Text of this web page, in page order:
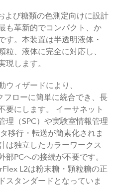
よび糖類の色測定向けに設計
も革新的でコンパクト、か
す。本装置は半透明液体・
、液体に完全に対応し、
します。
ィザードにより、
ローに簡単に統合でき、長
要にします。 イーサネット
理（SPC）や実験室情報管理
移行・転送が簡素化されま
は独立したカラーワークス
PCへの接続が不要です。
L2は粉末糖・顆粒糖の正
スタンダードとなっていま